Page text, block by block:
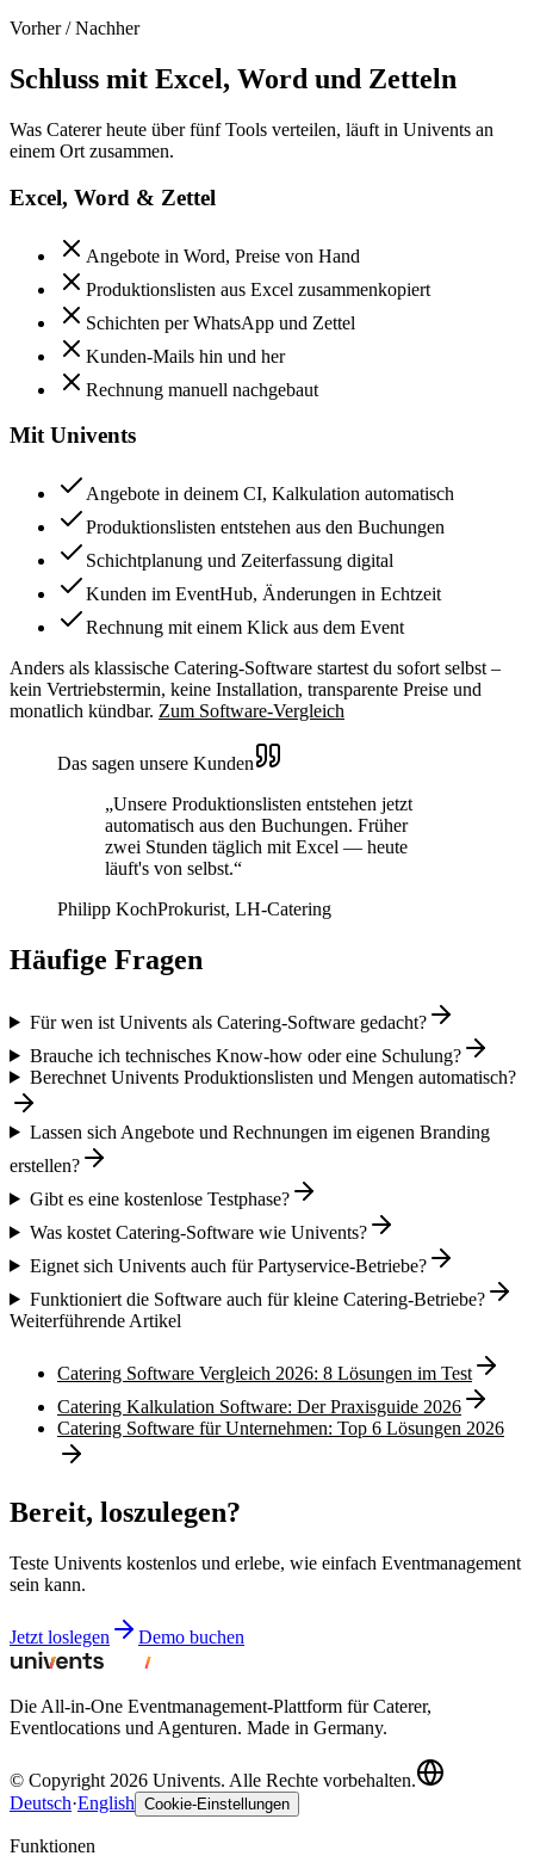
Vorher / Nachher
Schluss mit Excel, Word und Zetteln
Was Caterer heute über fünf Tools verteilen, läuft in Univents an
einem Ort zusammen.
Excel, Word & Zettel
Angebote in Word, Preise von Hand
Produktionslisten aus Excel zusammenkopiert
Schichten per WhatsApp und Zettel
Kunden-Mails hin und her
Rechnung manuell nachgebaut
Mit Univents
Angebote in deinem CI, Kalkulation automatisch
Produktionslisten entstehen aus den Buchungen
Schichtplanung und Zeiterfassung digital
Kunden im EventHub, Änderungen in Echtzeit
Rechnung mit einem Klick aus dem Event
Anders als klassische Catering-Software startest du sofort selbst –
kein Vertriebstermin, keine Installation, transparente Preise und
monatlich kündbar. Zum Software-Vergleich
Das sagen unsere Kunden
„Unsere Produktionslisten entstehen jetzt
automatisch aus den Buchungen. Früher
zwei Stunden täglich mit Excel — heute
läuft's von selbst.“
Philipp KochProkurist, LH-Catering
Häufige Fragen
Für wen ist Univents als Catering-Software gedacht?
Brauche ich technisches Know-how oder eine Schulung?
Berechnet Univents Produktionslisten und Mengen automatisch?
Lassen sich Angebote und Rechnungen im eigenen Branding
erstellen?
Gibt es eine kostenlose Testphase?
Was kostet Catering-Software wie Univents?
Eignet sich Univents auch für Partyservice-Betriebe?
Funktioniert die Software auch für kleine Catering-Betriebe?
Weiterführende Artikel
Catering Software Vergleich 2026: 8 Lösungen im Test
Catering Kalkulation Software: Der Praxisguide 2026
Catering Software für Unternehmen: Top 6 Lösungen 2026
Bereit, loszulegen?
Teste Univents kostenlos und erlebe, wie einfach Eventmanagement
sein kann.
Jetzt loslegen Demo buchen
Die All-in-One Eventmanagement-Plattform für Caterer,
Eventlocations und Agenturen. Made in Germany.
© Copyright 2026 Univents. Alle Rechte vorbehalten.
Deutsch·English Cookie-Einstellungen
Funktionen